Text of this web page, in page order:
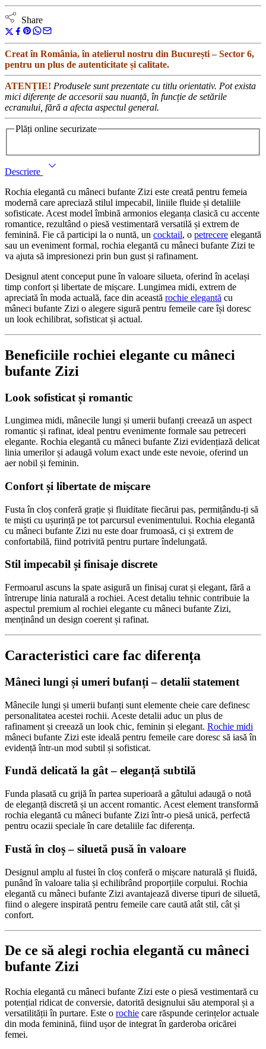
Share
Creat în România, în atelierul nostru din București – Sector 6,
pentru un plus de autenticitate și calitate.
ATENȚIE! Produsele sunt prezentate cu titlu orientativ. Pot exista
mici diferențe de accesorii sau nuanță, în funcție de setările
ecranului, fără a afecta aspectul general.
Plăți online securizate
Descriere
Rochia elegantă cu mâneci bufante Zizi este creată pentru femeia
modernă care apreciază stilul impecabil, liniile fluide și detaliile
sofisticate. Acest model îmbină armonios eleganța clasică cu accente
romantice, rezultând o piesă vestimentară versatilă și extrem de
feminină. Fie că participi la o nuntă, un cocktail, o petrecere elegantă
sau un eveniment formal, rochia elegantă cu mâneci bufante Zizi te
va ajuta să impresionezi prin bun gust și rafinament.
Designul atent conceput pune în valoare silueta, oferind în același
timp confort și libertate de mișcare. Lungimea midi, extrem de
apreciată în moda actuală, face din această rochie elegantă cu
mâneci bufante Zizi o alegere sigură pentru femeile care își doresc
un look echilibrat, sofisticat și actual.
Beneficiile rochiei elegante cu mâneci
bufante Zizi
Look sofisticat și romantic
Lungimea midi, mânecile lungi și umerii bufanți creează un aspect
romantic și rafinat, ideal pentru evenimente formale sau petreceri
elegante. Rochia elegantă cu mâneci bufante Zizi evidențiază delicat
linia umerilor și adaugă volum exact unde este nevoie, oferind un
aer nobil și feminin.
Confort și libertate de mișcare
Fusta în cloș conferă grație și fluiditate fiecărui pas, permițându-ți să
te miști cu ușurință pe tot parcursul evenimentului. Rochia elegantă
cu mâneci bufante Zizi nu este doar frumoasă, ci și extrem de
confortabilă, fiind potrivită pentru purtare îndelungată.
Stil impecabil și finisaje discrete
Fermoarul ascuns la spate asigură un finisaj curat și elegant, fără a
întrerupe linia naturală a rochiei. Acest detaliu tehnic contribuie la
aspectul premium al rochiei elegante cu mâneci bufante Zizi,
menținând un design coerent și rafinat.
Caracteristici care fac diferența
Mâneci lungi și umeri bufanți – detalii statement
Mânecile lungi și umerii bufanți sunt elemente cheie care definesc
personalitatea acestei rochii. Aceste detalii aduc un plus de
rafinament și creează un look chic, feminin și elegant. Rochie midi
mâneci bufante Zizi este ideală pentru femeile care doresc să iasă în
evidență într-un mod subtil și sofisticat.
Fundă delicată la gât – eleganță subtilă
Funda plasată cu grijă în partea superioară a gâtului adaugă o notă
de eleganță discretă și un accent romantic. Acest element transformă
rochia elegantă cu mâneci bufante Zizi într-o piesă unică, perfectă
pentru ocazii speciale în care detaliile fac diferența.
Fustă în cloș – siluetă pusă în valoare
Designul amplu al fustei în cloș conferă o mișcare naturală și fluidă,
punând în valoare talia și echilibrând proporțiile corpului. Rochia
elegantă cu mâneci bufante Zizi avantajează diverse tipuri de siluetă,
fiind o alegere inspirată pentru femeile care caută atât stil, cât și
confort.
De ce să alegi rochia elegantă cu mâneci
bufante Zizi
Rochia elegantă cu mâneci bufante Zizi este o piesă vestimentară cu
potențial ridicat de conversie, datorită designului său atemporal și a
versatilității în purtare. Este o rochie care răspunde cerințelor actuale
din moda feminină, fiind ușor de integrat în garderoba oricărei
femei.